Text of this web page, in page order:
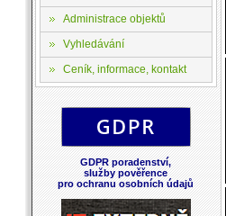
Administrace objektů
Vyhledávání
Ceník, informace, kontakt
GDPR poradenství,
služby pověřence
pro ochranu osobních údajů